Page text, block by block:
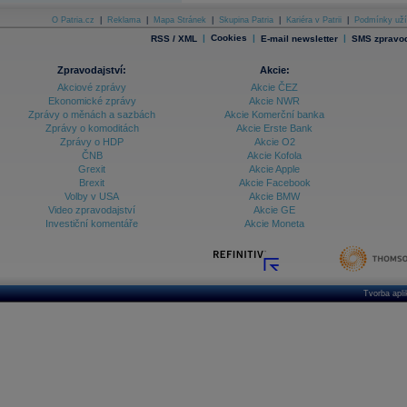
O Patria.cz Reklama Mapa Stránek Skupina Patria Kariéra v Patrii Podmínky
RSS / XML | Cookies | E-mail newsletter | SMS
Zpravodajství:
Akciové zprávy
Ekonomické zprávy
Zprávy o měnách a sazbách
Zprávy o komoditách
Zprávy o HDP
ČNB
Grexit
Brexit
Volby v USA
Video zpravodajství
Investiční komentáře
Akcie:
Akcie ČEZ
Akcie NWR
Akcie Komerční banka
Akcie Erste Bank
Akcie O2
Akcie Kofola
Akcie Apple
Akcie Facebook
Akcie BMW
Akcie GE
Akcie Moneta
Tvorba